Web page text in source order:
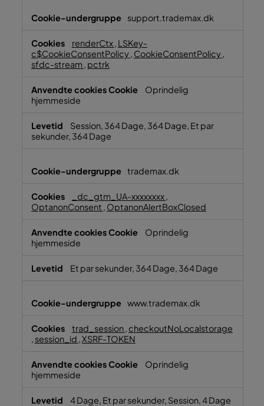
support.trademax.dk
renderCtx, LSKey-
c$CookieConsentPolicy, CookieConsentPolicy,
sfdc-stream , pctrk
Oprindelig
hjemmeside
Session, 364 Dage, 364 Dage, Et par
sekunder, 364 Dage
trademax.dk
_dc_gtm_UA-xxxxxxxx,
OptanonConsent , OptanonAlertBoxClosed
Oprindelig
hjemmeside
Et par sekunder, 364 Dage, 364 Dage
www.trademax.dk
trad_session, checkoutNoLocalstorage
, session_id ,XSRF-TOKEN
Oprindelig
hjemmeside
4 Dage, Et par sekunder, Session, 4 Dage